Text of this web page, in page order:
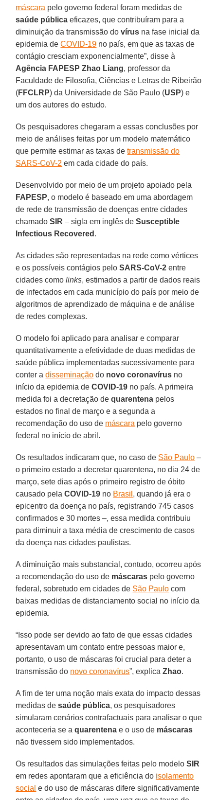
máscara pelo governo federal foram medidas de
saúde pública eficazes, que contribuíram para a
diminuição da transmissão dovírus na fase inicial da
epidemia deCOVID-19 no país, em que as taxas de
contágio cresciam exponencialmente”, disse à
Agência FAPESP Zhao Liang, professor da
Faculdade de Filosofia, Ciências e Letras de Ribeirão
(FFCLRP) da Universidade de São Paulo (USP) e
um dos autores do estudo.
Os pesquisadores chegaram a essas conclusões por
meio de análises feitas por um modelo matemático
que permite estimar as taxas detransmissão do
SARS-CoV-2 em cada cidade do país.
Desenvolvido por meio de um projeto apoiado pela
FAPESP, o modelo é baseado em uma abordagem
de rede de transmissão de doenças entre cidades
chamadoSIR – sigla em inglês deSusceptible
Infectious Recovered .
As cidades são representadas na rede como vértices
e os possíveis contágios peloSARS-CoV-2 entre
cidades comolinks, estimados a partir de dados reais
de infectados em cada município do país por meio de
algoritmos de aprendizado de máquina e de análise
de redes complexas.
O modelo foi aplicado para analisar e comparar
quantitativamente a efetividade de duas medidas de
saúde pública implementadas sucessivamente para
conter adisseminação do novo coronavírus no
início da epidemia deCOVID-19 no país. A primeira
medida foi a decretação dequarentena pelos
estados no final de março e a segunda a
recomendação do uso de máscara pelo governo
federal no início de abril.
Os resultados indicaram que, no caso de São Paulo –
o primeiro estado a decretar quarentena, no dia 24 de
março, sete dias após o primeiro registro de óbito
causado pelaCOVID-19 no Brasil , quando já era o
epicentro da doença no país, registrando 745 casos
confirmados e 30 mortes –, essa medida contribuiu
para diminuir a taxa média de crescimento de casos
da doença nas cidades paulistas.
A diminuição mais substancial, contudo, ocorreu após
a recomendação do uso de máscaras pelo governo
federal, sobretudo em cidades de São Paulo com
baixas medidas de distanciamento social no início da
epidemia.
“Isso pode ser devido ao fato de que essas cidades
apresentavam um contato entre pessoas maior e,
portanto, o uso de máscaras foi crucial para deter a
transmissão do novo coronavírus”, explicaZhao.
A fim de ter uma noção mais exata do impacto dessas
medidas desaúde pública, os pesquisadores
simularam cenários contrafactuais para analisar o que
aconteceria se aquarentena e o uso de máscaras
não tivessem sido implementados.
Os resultados das simulações feitas pelo modeloSIR
em redes apontaram que a eficiência do isolamento
social e do uso de máscaras difere significativamente